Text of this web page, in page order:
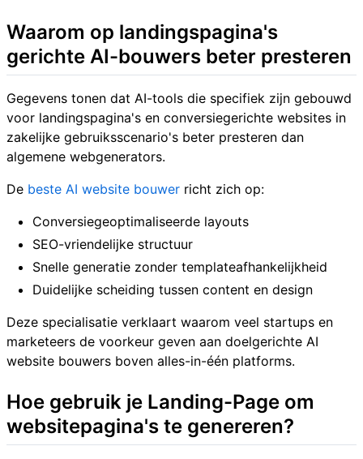
Waarom op landingspagina's
gerichte AI-bouwers beter presteren
Gegevens tonen dat AI-tools die specifiek zijn gebouwd
voor landingspagina's en conversiegerichte websites in
zakelijke gebruiksscenario's beter presteren dan
algemene webgenerators.
De beste AI website bouwer richt zich op:
Conversiegeoptimaliseerde layouts
SEO-vriendelijke structuur
Snelle generatie zonder templateafhankelijkheid
Duidelijke scheiding tussen content en design
Deze specialisatie verklaart waarom veel startups en
marketeers de voorkeur geven aan doelgerichte AI
website bouwers boven alles-in-één platforms.
Hoe gebruik je Landing-Page om
websitepagina's te genereren?